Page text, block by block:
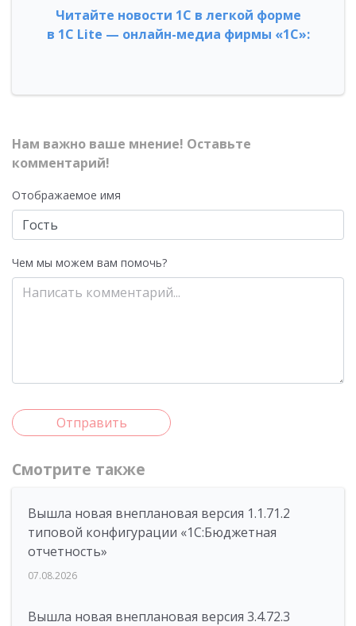
Читайте новости 1С в легкой форме
в 1С Lite — онлайн-медиа фирмы «1С»:
Нам важно ваше мнение! Оставьте
комментарий!
Отображаемое имя
Чем мы можем вам помочь?
Отправить
Смотрите также
Вышла новая внеплановая версия 1.1.71.2
типовой конфигурации «1C:Бюджетная
отчетность»
07.08.2026
Вышла новая внеплановая версия 3.4.72.3